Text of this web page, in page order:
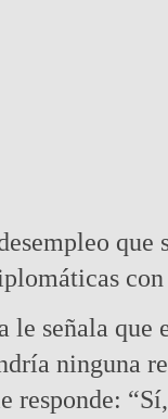
le señala
ninguna
responde: